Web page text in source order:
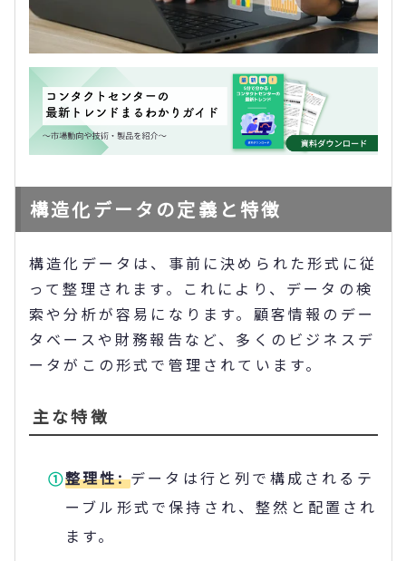
構造化データの定義と特徴
構造化データは、事前に決められた形式に従
って整理されます。これにより、データの検
索や分析が容易になります。顧客情報のデー
タベースや財務報告など、多くのビジネスデ
ータがこの形式で管理されています。
主な特徴
整理性:データは行と列で構成されるテ
ーブル形式で保持され、整然と配置され
ます。